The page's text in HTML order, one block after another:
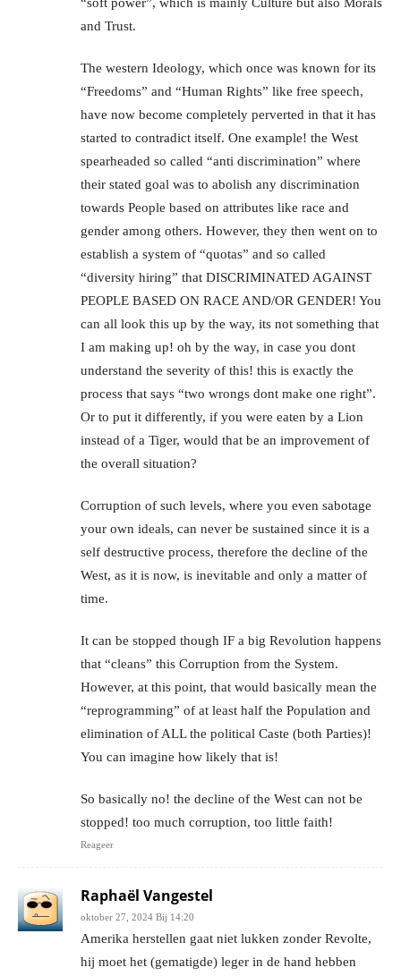
and Trust.
The western Ideology, which once was known for its
“Freedoms” and “Human Rights” like free speech,
have now become completely perverted in that it has
started to contradict itself. One example! the West
spearheaded so called “anti discrimination” where
their stated goal was to abolish any discrimination
towards People based on attributes like race and
gender among others. However, they then went on to
establish a system of “quotas” and so called
“diversity hiring” that DISCRIMINATED AGAINST
PEOPLE BASED ON RACE AND/OR GENDER! You
can all look this up by the way, its not something that
I am making up! oh by the way, in case you dont
understand the severity of this! this is exactly the
process that says “two wrongs dont make one right”.
Or to put it differently, if you were eaten by a Lion
instead of a Tiger, would that be an improvement of
the overall situation?
Corruption of such levels, where you even sabotage
your own ideals, can never be sustained since it is a
self destructive process, therefore the decline of the
West, as it is now, is inevitable and only a matter of
time.
It can be stopped though IF a big Revolution happens
that “cleans” this Corruption from the System.
However, at this point, that would basically mean the
“reprogramming” of at least half the Population and
elimination of ALL the political Caste (both Parties)!
You can imagine how likely that is!
So basically no! the decline of the West can not be
stopped! too much corruption, too little faith!
Reageer
Raphaël Vangestel
oktober 27, 2024 Bij 14:20
Amerika herstellen gaat niet lukken zonder Revolte,
hij moet het (gematigde) leger in de hand hebben